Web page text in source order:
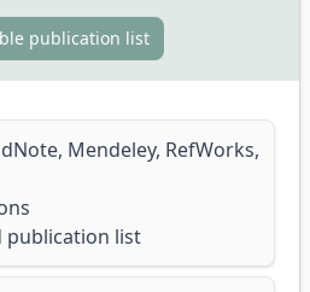
publication list
Mendeley, RefWorks,
publication list